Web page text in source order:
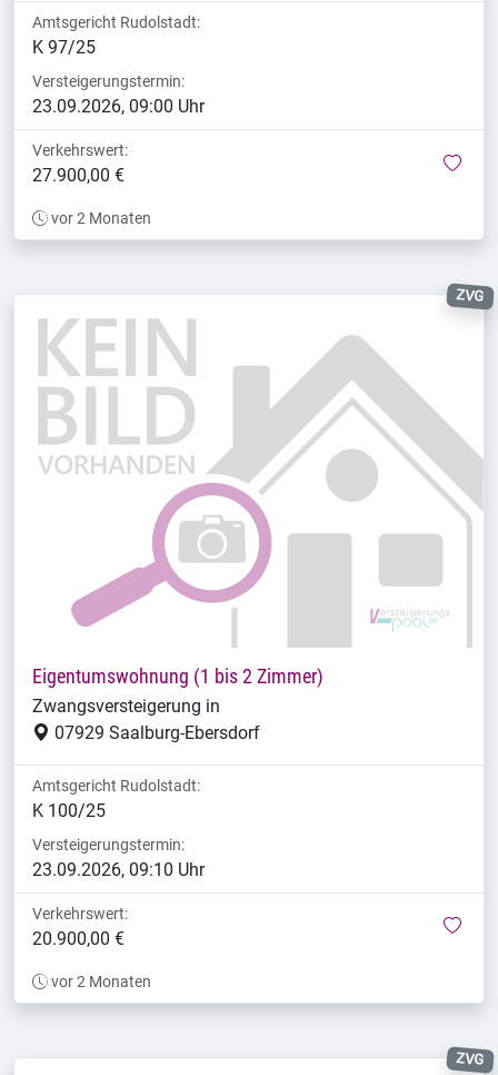
Amtsgericht Rudolstadt:
K 97/25
Versteigerungstermin:
23.09.2026, 09:00 Uhr
Verkehrswert:
27.900,00 €
vor 2 Monaten
ZVG
Eigentumswohnung (1 bis 2 Zimmer)
Zwangsversteigerung in
07929 Saalburg-Ebersdorf
Amtsgericht Rudolstadt:
K 100/25
Versteigerungstermin:
23.09.2026, 09:10 Uhr
Verkehrswert:
20.900,00 €
vor 2 Monaten
ZVG